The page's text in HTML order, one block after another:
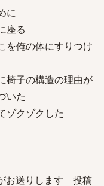
に
座る
を俺の体にすりつけ
椅子の構造の理由が
いた
ゾクゾクした
お送りします 投稿